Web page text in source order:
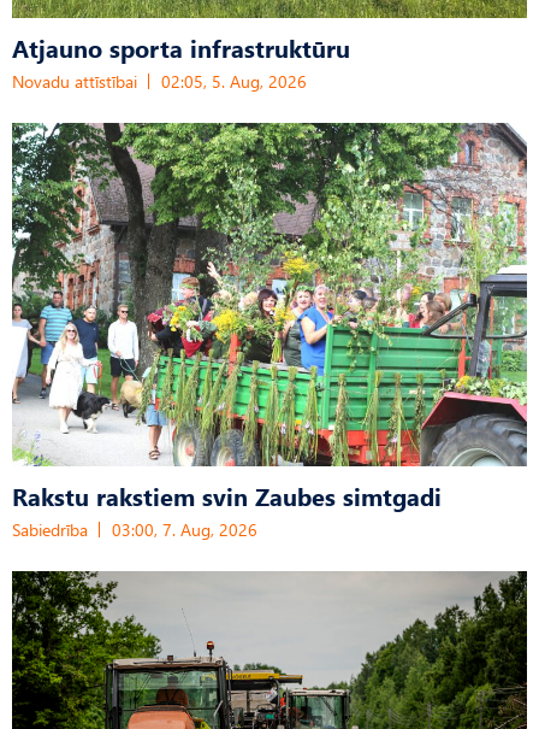
Atjauno sporta infrastruktūru
Novadu attīstībai 02:05, 5. Aug, 2026
Rakstu rakstiem svin Zaubes simtgadi
Sabiedrība 03:00, 7. Aug, 2026